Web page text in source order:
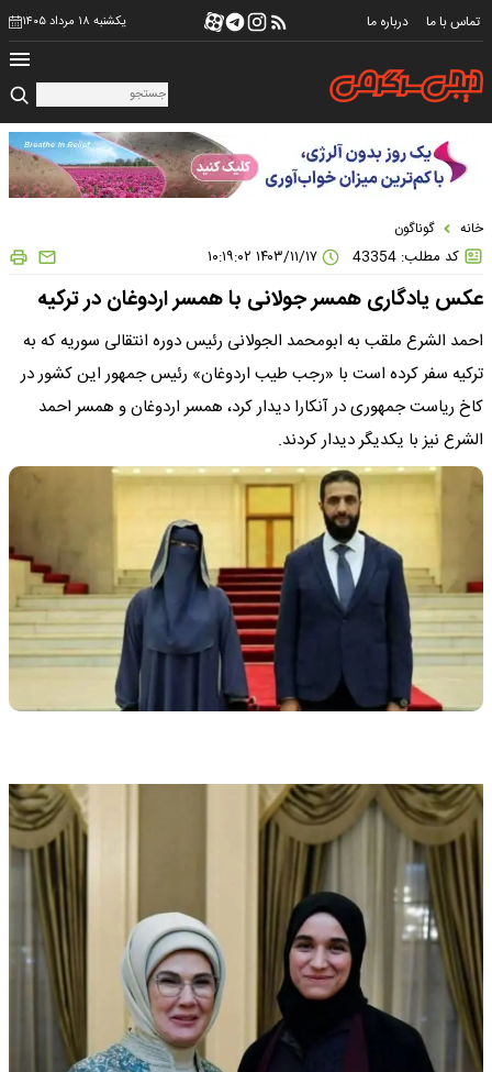
تماس با ما درباره ما یکشنبه ۱۸ مرداد ۱۴۰۵
خانه گوناگون
کد مطلب: 43354
عکس یادگاری همسر جولانی با همسر اردوغان در ترکیه
احمد الشرع ملقب به ابومحمد الجولانی رئیس دوره انتقالی سوریه که به
ترکیه سفر کرده است با «رجب طیب اردوغان» رئیس جمهور این کشور در
کاخ ریاست جمهوری در آنکارا دیدار کرد، همسر اردوغان و همسر احمد
الشرع نیز با یکدیگر دیدار کردند.